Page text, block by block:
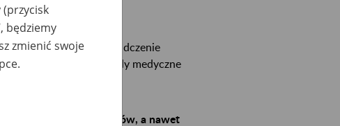
tj. umowy o świadczenie
samodzielne zawody medyczne
ofercie szkoleń i kursów, a nawet
(przycisk
będziemy
zmienić swoje